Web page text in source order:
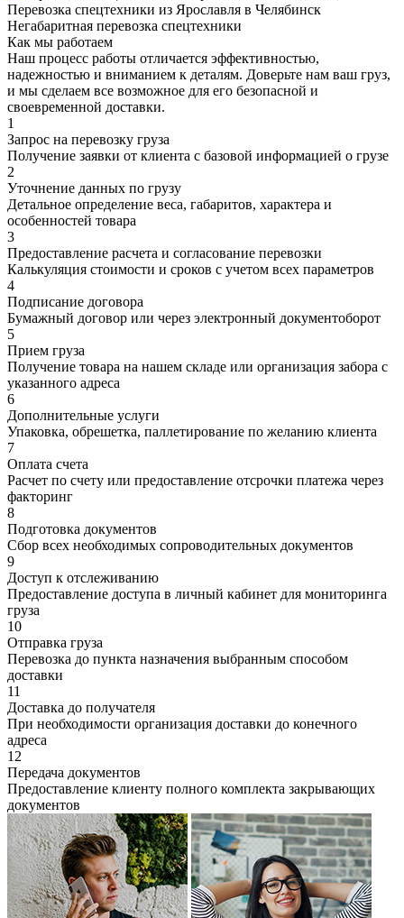
Перевозка спецтехники из Ярославля в Челябинск
Негабаритная перевозка спецтехники
Как мы работаем
Наш процесс работы отличается эффективностью,
надежностью и вниманием к деталям. Доверьте нам ваш груз,
и мы сделаем все возможное для его безопасной и
своевременной доставки.
1
Запрос на перевозку груза
Получение заявки от клиента с базовой информацией о грузе
2
Уточнение данных по грузу
Детальное определение веса, габаритов, характера и
особенностей товара
3
Предоставление расчета и согласование перевозки
Калькуляция стоимости и сроков с учетом всех параметров
4
Подписание договора
Бумажный договор или через электронный документоборот
5
Прием груза
Получение товара на нашем складе или организация забора с
указанного адреса
6
Дополнительные услуги
Упаковка, обрешетка, паллетирование по желанию клиента
7
Оплата счета
Расчет по счету или предоставление отсрочки платежа через
факторинг
8
Подготовка документов
Сбор всех необходимых сопроводительных документов
9
Доступ к отслеживанию
Предоставление доступа в личный кабинет для мониторинга
груза
10
Отправка груза
Перевозка до пункта назначения выбранным способом
доставки
11
Доставка до получателя
При необходимости организация доставки до конечного
адреса
12
Передача документов
Предоставление клиенту полного комплекта закрывающих
документов